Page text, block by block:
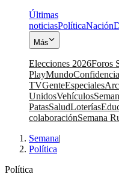
Últimas
noticiasPolíticaNación
Más
Elecciones 2026Foros
PlayMundo
TVGenteEspeciales
UnidosVehículos
PatasSaludLoterías
colaboraciónSemana
Semana|
Política
Política